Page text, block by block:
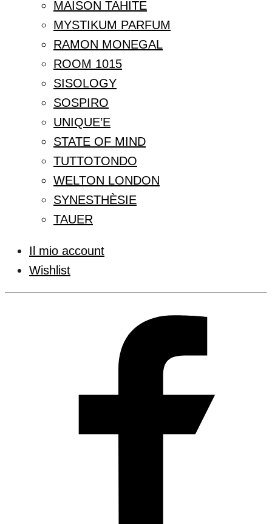
MAISON TAHITE
MYSTIKUM PARFUM
RAMON MONEGAL
ROOM 1015
SISOLOGY
SOSPIRO
UNIQUE’E
STATE OF MIND
TUTTOTONDO
WELTON LONDON
SYNESTHÈSIE
TAUER
Il mio account
Wishlist